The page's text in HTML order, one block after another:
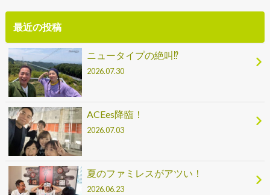
最近の投稿
ニュータイプの絶叫⁉
2026.07.30
ACEes降臨！
2026.07.03
夏のファミレスがアツい！
2026.06.23